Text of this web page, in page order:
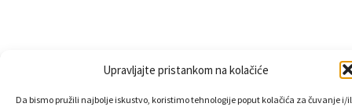
Upravljajte pristankom na kolačiće
Da bismo pružili najbolje iskustvo, koristimo tehnologije poput kolačića za čuvanje i/